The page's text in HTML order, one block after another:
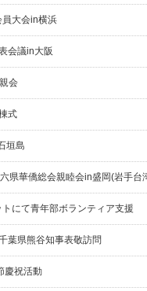
大会in横浜
会議in大阪
会
式
垣島
県華僑総会親睦会in盛岡(岩手台
にて青年部ボランティア支援
葉県熊谷知事表敬訪問
慶祝活動